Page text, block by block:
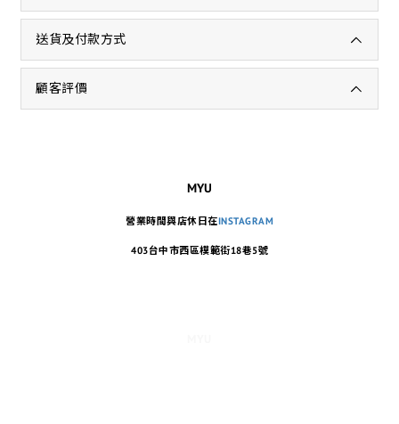
送貨及付款方式
顧客評價
MYU
營業時間與店休日在INSTAGRAM
403台中市西區模範街18巷5號